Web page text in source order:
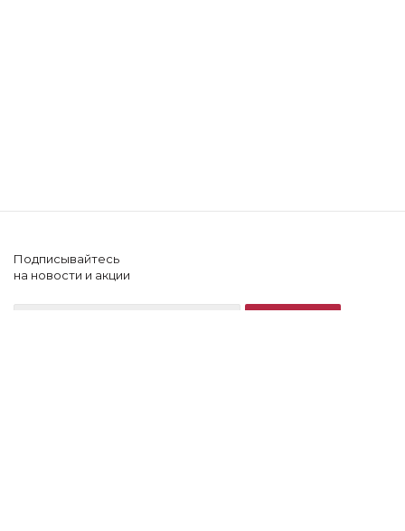
Подписывайтесь
на новости и акции